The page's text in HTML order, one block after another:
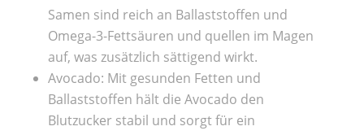
Samen sind reich an Ballaststoffen und
Omega-3-Fettsäuren und quellen im Magen
auf, was zusätzlich sättigend wirkt.
Avocado: Mit gesunden Fetten und
Ballaststoffen hält die Avocado den
Blutzucker stabil und sorgt für ein